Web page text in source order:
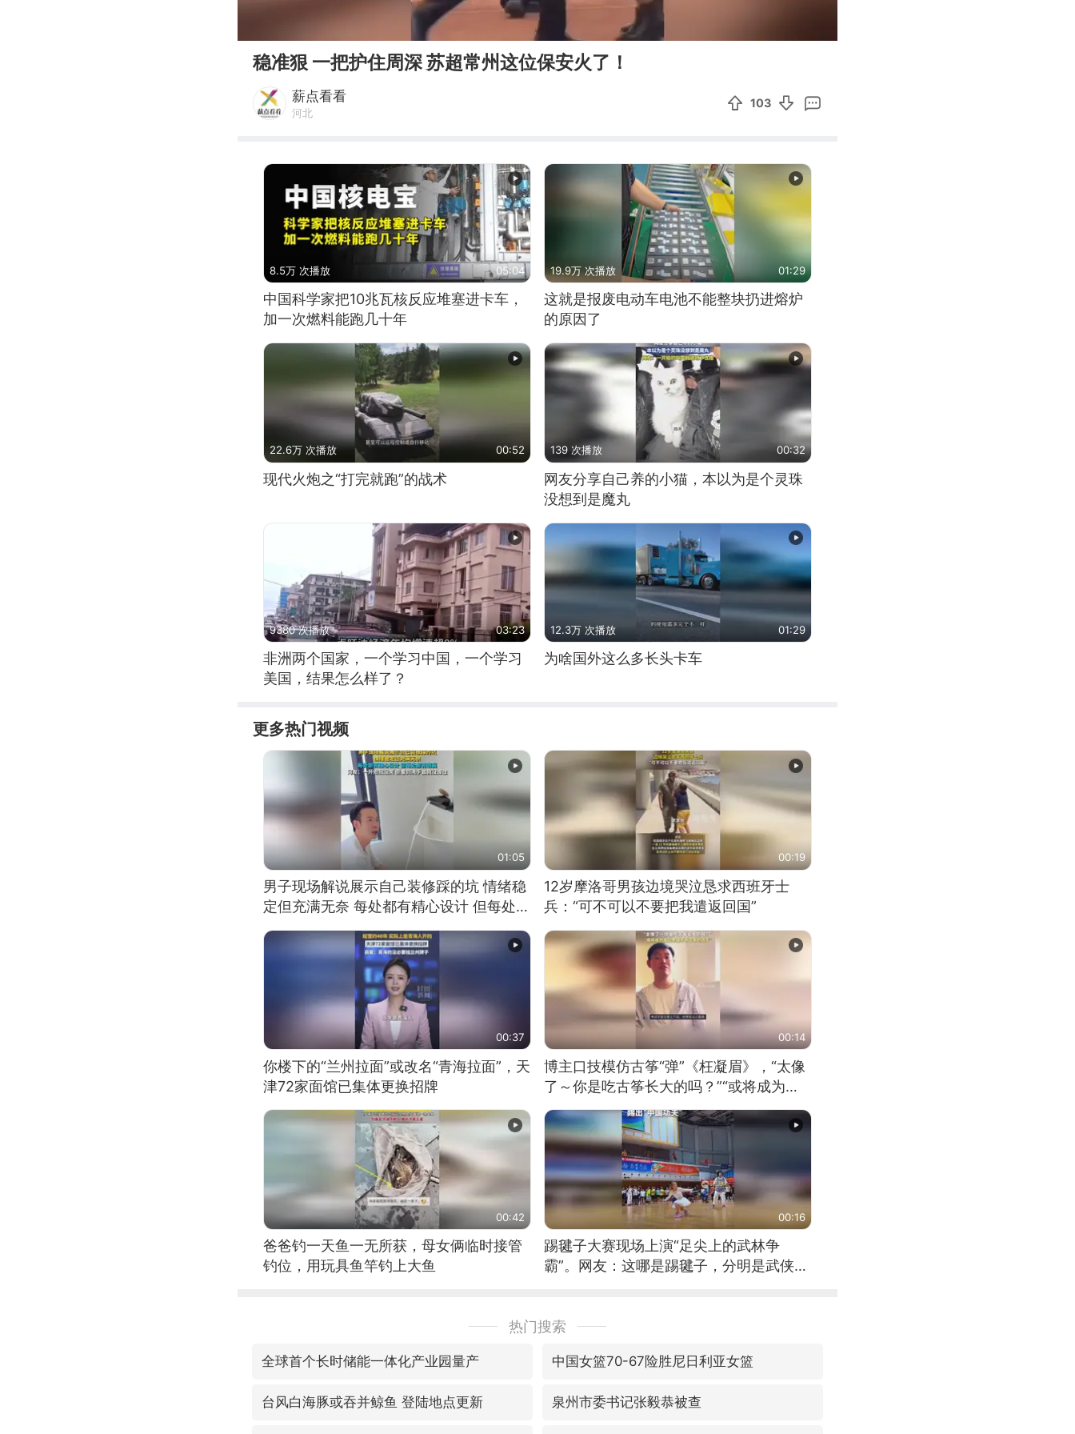
稳准狠 一把护住周深 苏超常州这位保安火了！
薪点看看
河北
103
8.5万 次播放 05:04
中国科学家把10兆瓦核反应堆塞进卡车，
加一次燃料能跑几十年
19.9万 次播放 01:29
这就是报废电动车电池不能整块扔进熔炉
的原因了
22.6万 次播放 00:52
现代火炮之“打完就跑”的战术
139 次播放 00:32
网友分享自己养的小猫，本以为是个灵珠
没想到是魔丸
9380 次播放 03:23
非洲两个国家，一个学习中国，一个学习
美国，结果怎么样了？
12.3万 次播放 01:29
为啥国外这么多长头卡车
更多热门视频
01:05
男子现场解说展示自己装修踩的坑 情绪稳
定但充满无奈 每处都有精心设计 但每处都
00:19
12岁摩洛哥男孩边境哭泣恳求西班牙士
兵：“可不可以不要把我遣返回国”
00:37
你楼下的“兰州拉面”或改名“青海拉面”，天
津72家面馆已集体更换招牌
00:14
博主口技模仿古筝“弹”《枉凝眉》，“太像
了～你是吃古筝长大的吗？”“或将成为首
位考级不带古筝的选手。”（来源：新华每
日电讯）
00:42
爸爸钓一天鱼一无所获，母女俩临时接管
钓位，用玩具鱼竿钓上大鱼
00:16
踢毽子大赛现场上演“足尖上的武林争
霸”。网友：这哪是踢毽子，分明是武侠片
热门搜索
全球首个长时储能一体化产业园量产 中国女篮70-67险胜尼日利亚女篮
台风白海豚或吞并鲸鱼 登陆地点更新 泉州市委书记张毅恭被查